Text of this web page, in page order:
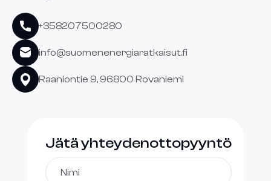
+358207500280
info@suomenenergiaratkaisut.fi
Raaniontie 9, 96800 Rovaniemi
Jätä yhteydenottopyyntö